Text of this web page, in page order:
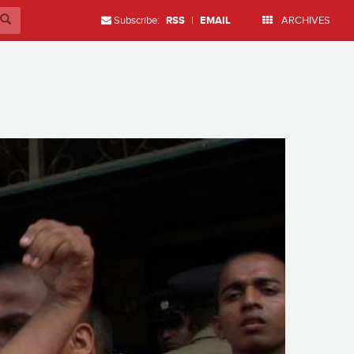
Subscribe: RSS | EMAIL ARCHIVES